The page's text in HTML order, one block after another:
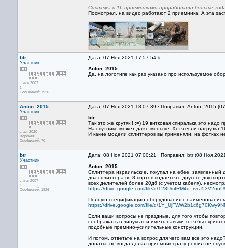
Система с 16 приемниками проработала больше
Посмотрел, на видео работают 2 приемника. А эта
btr
Участник
с июн 2007
1
Сообщений: 1926
Дата: 07 Ноя 2021 17:57:54 #
Anton_2015
Да, на логотипе как раз указано про используемое
Anton_2015
Участник
с авг 2020
Воронеж
Сообщений: 70
Дата: 07 Ноя 2021 18:07:39 · Поправил: Anton_2015
btr
Так это же крутяк!! :=) 19 витковая спиралька это
На спутнике может даже меньше. Хотя если нагрузка
И какие модели сплиттеров вы применяли, на фотках
btr
Участник
с июн 2007
1
Сообщений: 1926
Дата: 08 Ноя 2021 07:00:21 · Поправил: btr (08 Ноя
Anton_2015
Сплиттера израильские, покупал на ебее,
два сплиттера по 8 портов подается с другого
всех делителей более 20дб (c учетом кабеля),
https://drive.google.com/file/d/
Полную спецификацию оборудования с
https://drive.google.com/file/d/
Если ваши вопросы не праздные, для того чтобы
соображать в линуксах и иметь навыки хотя бы
подобные премнно-усилительные конструкции.
И потом, ответьте на вопрос для чего вам все это
донаты, но когда делал приемник сразу решил не